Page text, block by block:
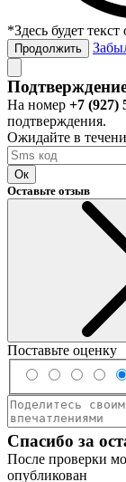
*Здесь будет
Продолжить
На номер +7 (927)
подтверждения.
Ожидайте в
Ок
Оставьте отзыв
Поставьте оценку
Спасибо за
После проверки
опубликован